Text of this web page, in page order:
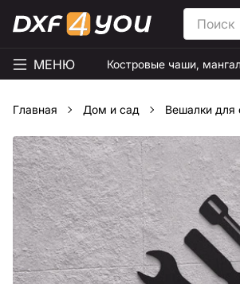
МЕНЮ Костровые чаши,
Главная Дом и сад Вешалки